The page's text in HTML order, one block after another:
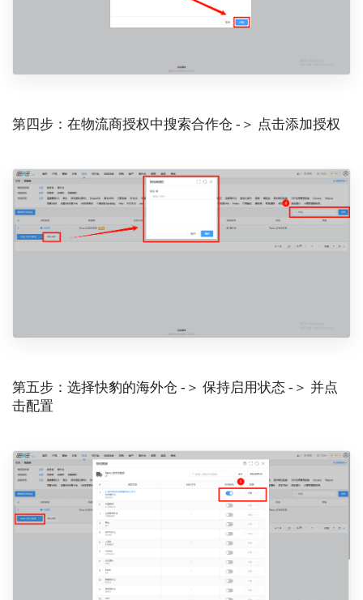
第四步：在物流商授权中搜索合作仓 -＞ 点击添加授权
第五步：选择快豹的海外仓 -＞ 保持启用状态 -＞ 并点
击配置